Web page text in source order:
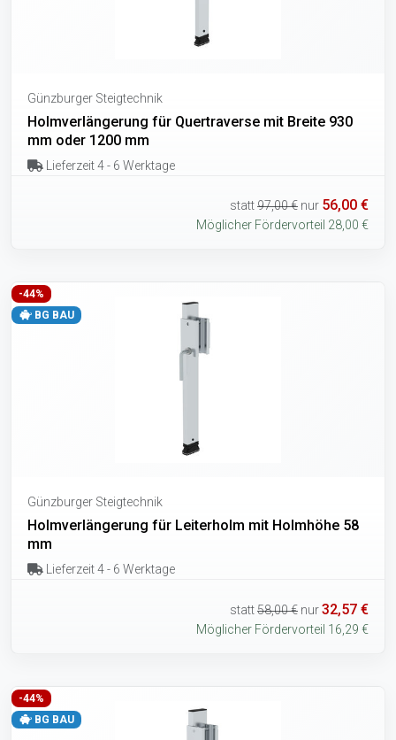
Günzburger Steigtechnik
Holmverlängerung für Quertraverse mit Breite 930
mm oder 1200 mm
Lieferzeit 4 - 6 Werktage
statt97,00 € nur 56,00 €
Möglicher Fördervorteil 28,00 €
-44%
BG BAU
Günzburger Steigtechnik
Holmverlängerung für Leiterholm mit Holmhöhe 58
mm
Lieferzeit 4 - 6 Werktage
statt58,00 € nur32,57 €
Möglicher Fördervorteil 16,29 €
-44%
BG BAU